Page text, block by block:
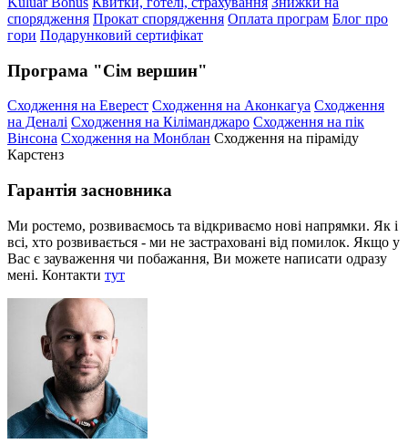
спорядження Прокат спорядження Оплата програм Блог про
гори Подарунковий сертифікат
Програма "Сім вершин"
Сходження на Еверест Сходження на Аконкагуа Сходження
на Деналі Сходження на Кіліманджаро Сходження на пік
Вінсона Сходження на Монблан Сходження на піраміду
Карстенз
Гарантія засновника
Ми ростемо, розвиваємось та відкриваємо нові напрямки. Як і
всі, хто розвивається - ми не застраховані від помилок. Якщо у
Вас є зауваження чи побажання, Ви можете написати одразу
мені. Контакти тут